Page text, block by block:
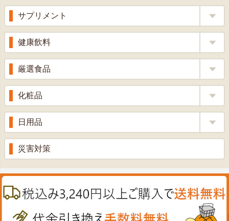
くろ酢
りんご酢
ざくろ酢
梅酢
風邪薬
胃腸薬
整腸薬
解熱鎮痛剤
せきどめ
滋養強壮
消炎鎮痛剤
肌・皮膚のお薬
絆創膏
サプリメント
ウコン
乳酸菌
ローヤルゼリー
牡蠣エキス
プロポリス
プラセンタ
肝油
鉄
ノコギリヤシ
健康飲料
健康茶
漢方茶
青汁・豆乳
甘酒
健康ドリンク
厳選食品
もち麦・十六穀米
生姜
丼の素
のど飴
うどん・そば
喜多方ラーメン
カレー・シチュー
化粧品
美容品
スキンクリーム＆美容パック
ウオッシュ＆ソープ
日用品
入浴剤
災害対策